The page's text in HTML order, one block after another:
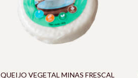
QUEIJO VEGETAL MINAS FRESCAL